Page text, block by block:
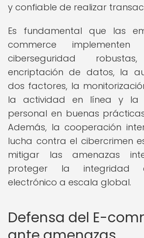
y confiable de realizar
Es fundamental que las
commerce
ciberseguridad
encriptación de datos, la
dos factores, la
la actividad en línea y la
personal en buenas
Además, la cooperación
lucha contra el cibercrimen
mitigar las amenazas
proteger la integridad
electrónico a escala global.
Defensa del E-